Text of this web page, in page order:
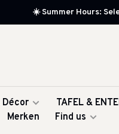
☀️ Summer Hours:
Décor TAFEL &
Merken Find us